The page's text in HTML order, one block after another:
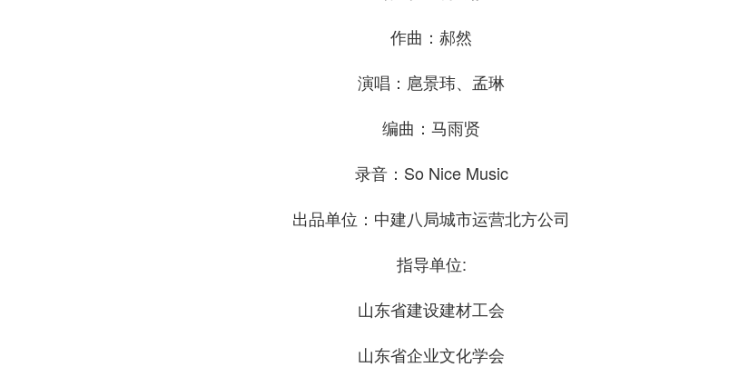
作曲：郝然
演唱：扈景玮、孟琳
编曲：马雨贤
录音：So Nice Music
出品单位：中建八局城市运营北方公司
指导单位:
山东省建设建材工会
山东省企业文化学会